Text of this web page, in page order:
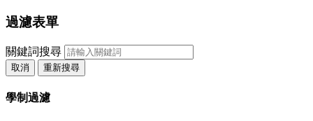
過濾表單
關鍵詞搜尋
取消 重新搜尋
學制過濾